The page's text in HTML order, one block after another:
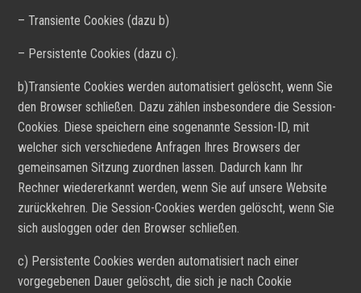
– Transiente Cookies (dazu b)
– Persistente Cookies (dazu c).
b)Transiente Cookies werden automatisiert gelöscht, wenn Sie
den Browser schließen. Dazu zählen insbesondere die Session-
Cookies. Diese speichern eine sogenannte Session-ID, mit
welcher sich verschiedene Anfragen Ihres Browsers der
gemeinsamen Sitzung zuordnen lassen. Dadurch kann Ihr
Rechner wiedererkannt werden, wenn Sie auf unsere Website
zurückkehren. Die Session-Cookies werden gelöscht, wenn Sie
sich ausloggen oder den Browser schließen.
c) Persistente Cookies werden automatisiert nach einer
vorgegebenen Dauer gelöscht, die sich je nach Cookie